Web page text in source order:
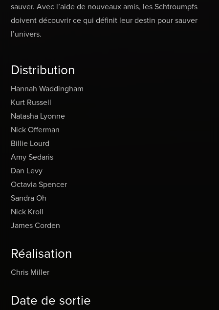
sauver. Avec l’aide de nouveaux amis, les Schtroumpfs
doivent découvrir ce qui définit leur destin pour sauver
l’univers.
Distribution
Hannah Waddingham
Kurt Russell
Natasha Lyonne
Nick Offerman
Billie Lourd
Amy Sedaris
Dan Levy
Octavia Spencer
Sandra Oh
Nick Kroll
James Corden
Réalisation
Chris Miller
Date de sortie